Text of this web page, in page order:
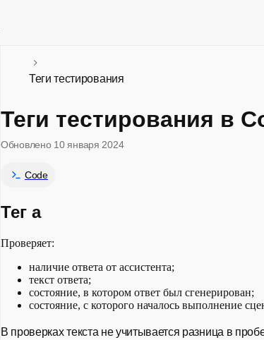
Теги тестирования
Теги тестирования в
Обновлено 10 января 2024
Code
Тег a
Проверяет:
наличие ответа от ассистента;
текст ответа;
состояние, в котором ответ был сгенерирован;
состояние, с которого началось выполнение
В проверках текста не учитывается разница в